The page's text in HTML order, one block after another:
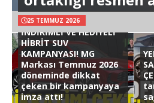
25 TEMMUZ 2026
İNDİRİMLİ VE HEDİYELİ
HİBRİT SUV
KAMPANYASI! MG
Markası Temmuz 2026
döneminde dikkat
çeken bir kampanyaya
imza attı!